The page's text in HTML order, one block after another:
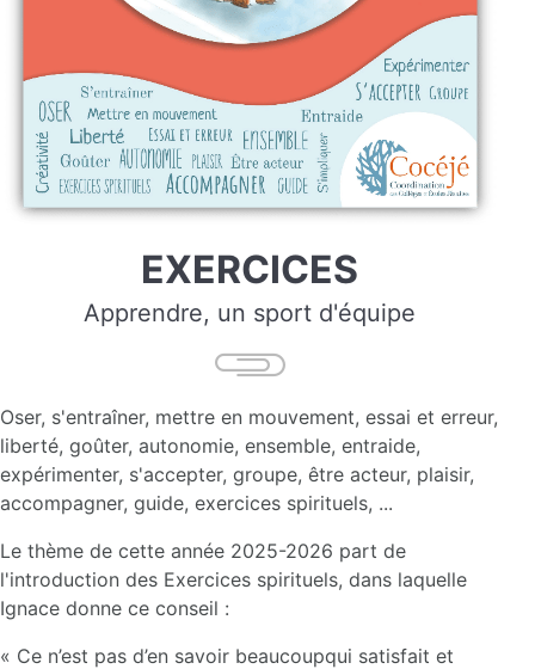
EXERCICES
Apprendre, un sport d'équipe
Oser, s'entraîner, mettre en mouvement, essai et erreur,
liberté, goûter, autonomie, ensemble, entraide,
expérimenter, s'accepter, groupe, être acteur, plaisir,
accompagner, guide, exercices spirituels, ...
Le thème de cette année 2025-2026 part de
l'introduction des Exercices spirituels, dans laquelle
Ignace donne ce conseil :
« Ce n’est pas d’en savoir beaucoupqui satisfait et